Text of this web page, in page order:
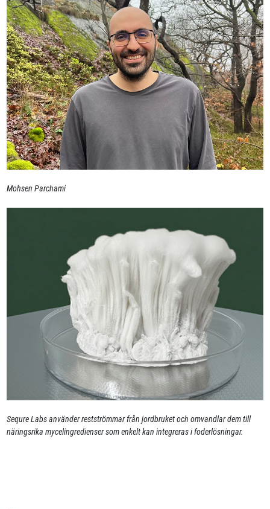
Mohsen Parchami
Sequre Labs använder restströmmar från jordbruket och omvandlar dem till
näringsrika mycelingredienser som enkelt kan integreras i foderlösningar.